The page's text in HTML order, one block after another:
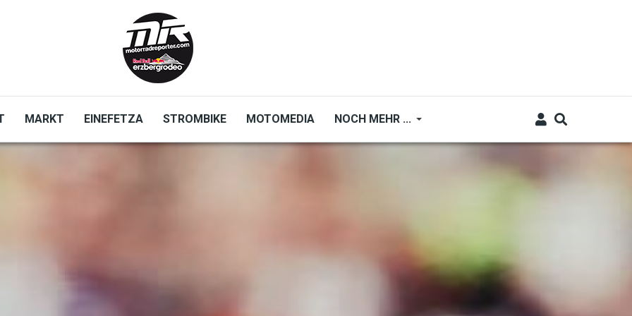
MARKT EINEFETZA STROMBIKE MOTOMEDIA NOCH MEHR ...